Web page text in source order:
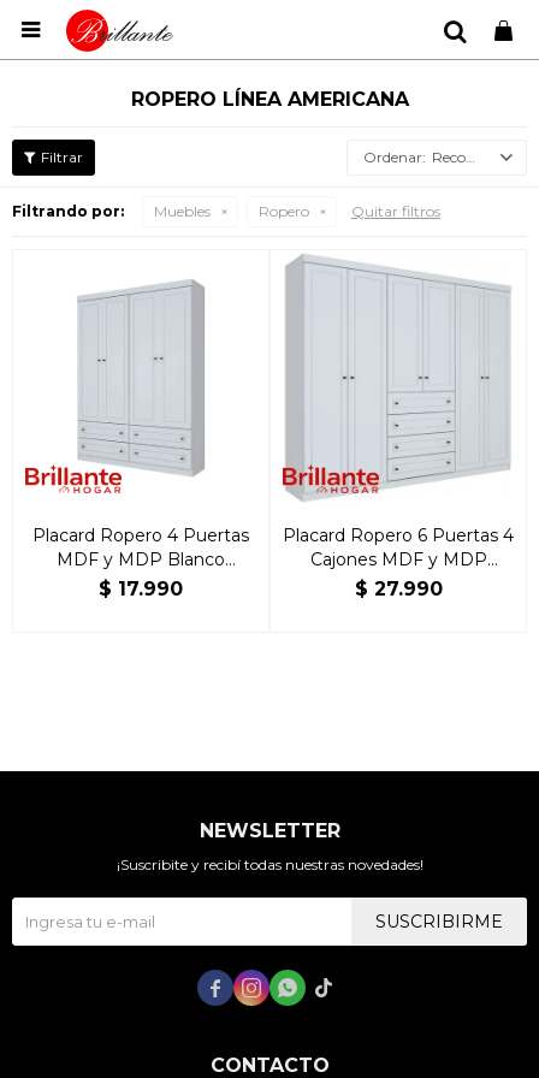

ROPERO LÍNEA AMERICANA
Recomendados
Filtrando por: Muebles Ropero Quitar filtros
Placard Ropero 4 Puertas
MDF y MDP Blanco
Americano
$ 17.990
Placard Ropero 6 Puertas 4
Cajones MDF y MDP
Blanco Americano
$ 27.990
CONTACTO
NEWSLETTER
¡Suscribite y recibí todas nuestras novedades!
SUSCRIBIRME
   